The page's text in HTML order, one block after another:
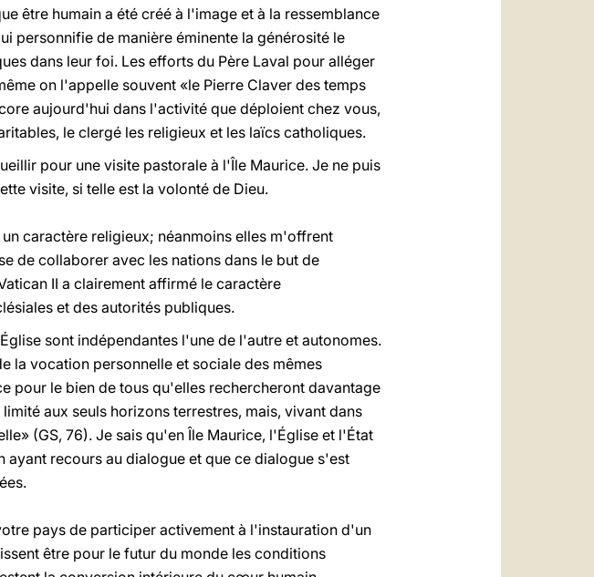
être humain a été créé à l'image et à la ressemblance
personnifie de manière éminente la générosité le
dans leur foi. Les efforts du Père Laval pour alléger
on l'appelle souvent «le Pierre Claver des temps
aujourd'hui dans l'activité que déploient chez vous,
le clergé les religieux et les laïcs catholiques.
pour une visite pastorale à l'Île Maurice. Je ne puis
visite, si telle est la volonté de Dieu.
caractère religieux; néanmoins elles m'offrent
de collaborer avec les nations dans le but de
II a clairement affirmé le caractère
et des autorités publiques.
sont indépendantes l'une de l'autre et autonomes.
la vocation personnelle et sociale des mêmes
pour le bien de tous qu'elles rechercheront davantage
aux seuls horizons terrestres, mais, vivant dans
(GS, 76). Je sais qu'en Île Maurice, l'Église et l'État
recours au dialogue et que ce dialogue s'est
pays de participer activement à l'instauration d'un
être pour le futur du monde les conditions